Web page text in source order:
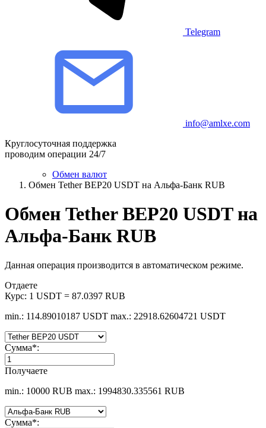
Telegram
info@amlxe.com
Круглосуточная поддержка
проводим операции 24/7
Обмен валют
Обмен Tether BEP20 USDT на Альфа-Банк RUB
Обмен Tether BEP20 USDT на
Альфа-Банк RUB
Данная операция производится в автоматическом режиме.
Отдаете
Курс: 1 USDT = 87.0397 RUB
min.: 114.89010187 USDT max.: 22918.62604721 USDT
Сумма*:
Получаете
min.: 10000 RUB max.: 1994830.335561 RUB
Сумма*: